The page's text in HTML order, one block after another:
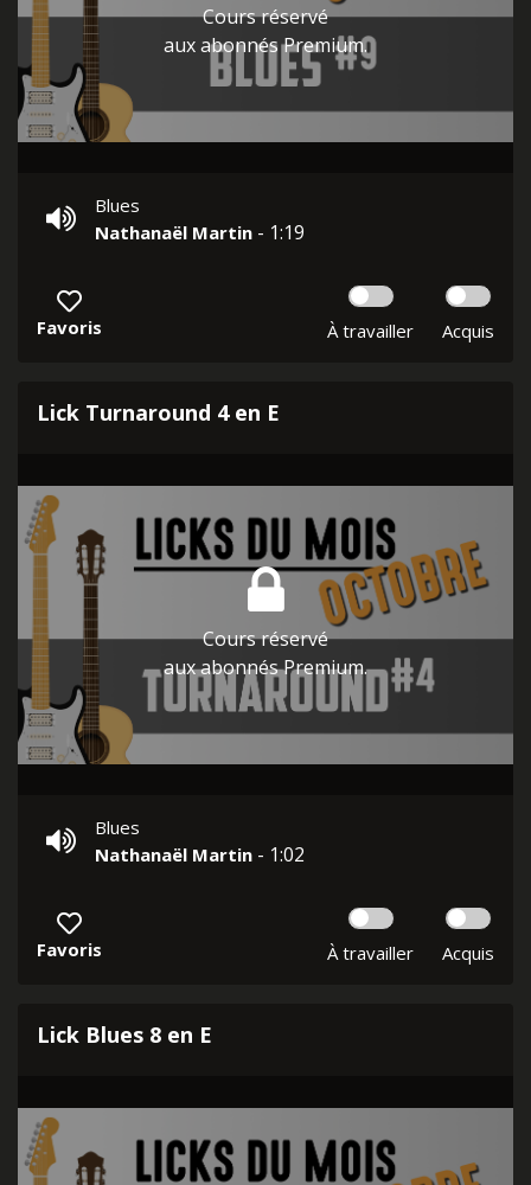
Cours réservé
aux abonnés Premium.
Blues
Nathanaël Martin - 1:19
Favoris À travailler Acquis
Lick Turnaround 4 en E
Cours réservé
aux abonnés Premium.
Blues
Nathanaël Martin - 1:02
Favoris À travailler Acquis
Lick Blues 8 en E